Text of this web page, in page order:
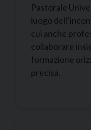
Pastorale
luogo
cui anche
collaborare
formazione
precisa.